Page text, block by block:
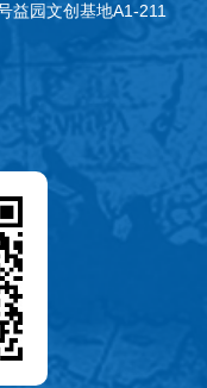
益园文创基地A1-211